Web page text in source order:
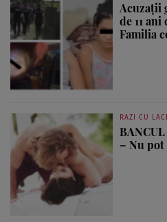
Acuzații
de 11
Familia
RAZI CU
– Nu pot